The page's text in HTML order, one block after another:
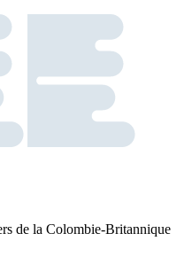
de la Colombie-Britannique